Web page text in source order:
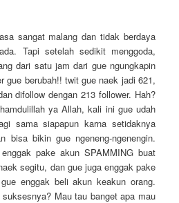
sangat malang dan tidak berdaya
Tapi setelah sedikit menggoda,
dari satu jam dari gue ngungkapin
gue berubah!! twit gue naek jadi 621,
difollow dengan 213 follower. Hah?
ya Allah, kali ini gue udah
sama siapapun karna setidaknya
bisa bikin gue ngeneng-ngenengin.
pake akun SPAMMING buat
segitu, dan gue juga enggak pake
enggak beli akun keakun orang.
Mau tau banget apa mau